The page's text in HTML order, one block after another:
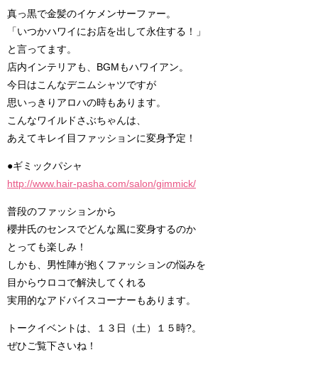
真っ黒で金髪のイケメンサーファー。
「いつかハワイにお店を出して永住する！」
と言ってます。
店内インテリアも、BGMもハワイアン。
今日はこんなデニムシャツですが
思いっきりアロハの時もあります。
こんなワイルドさぶちゃんは、
あえてキレイ目ファッションに変身予定！
●ギミックパシャ
http://www.hair-pasha.com/salon/gimmick/
普段のファッションから
櫻井氏のセンスでどんな風に変身するのか
とっても楽しみ！
しかも、男性陣が抱くファッションの悩みを
目からウロコで解決してくれる
実用的なアドバイスコーナーもあります。
トークイベントは、１３日（土）１５時?。
ぜひご覧下さいね！